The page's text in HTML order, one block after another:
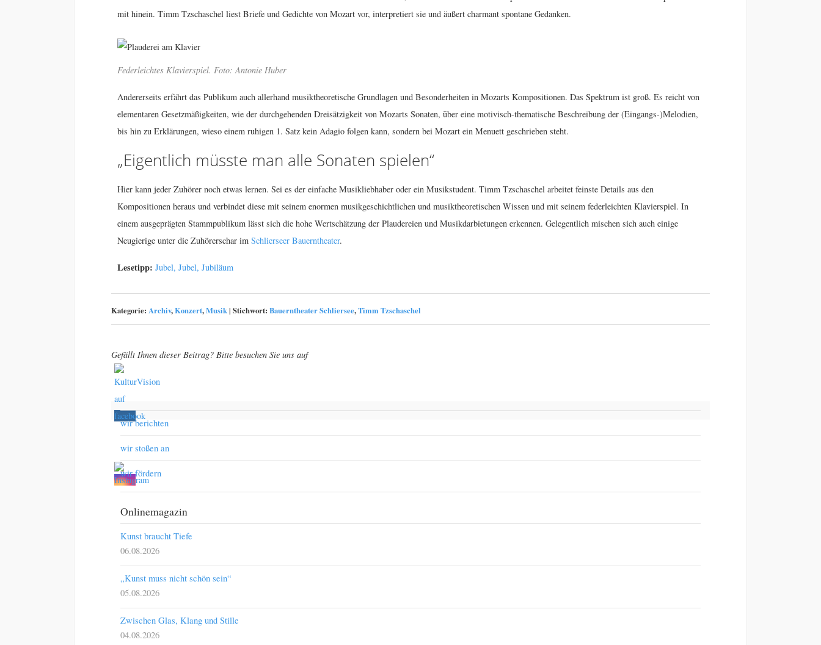
mit hinein. Timm Tzschaschel liest Briefe und Gedichte von Mozart vor, interpretiert sie und äußert charmant spontane Gedanken.
Federleichtes Klavierspiel. Foto: Antonie Huber
Andererseits erfährt das Publikum auch allerhand musiktheoretische Grundlagen und Besonderheiten in Mozarts Kompositionen. Das Spektrum ist groß. Es reicht von
elementaren Gesetzmäßigkeiten, wie der durchgehenden Dreisätzigkeit von Mozarts Sonaten, über eine motivisch-thematische Beschreibung der (Eingangs-)Melodien,
bis hin zu Erklärungen, wieso einem ruhigen 1. Satz kein Adagio folgen kann, sondern bei Mozart ein Menuett geschrieben steht.
„Eigentlich müsste man alle Sonaten spielen“
Hier kann jeder Zuhörer noch etwas lernen. Sei es der einfache Musikliebhaber oder ein Musikstudent. Timm Tzschaschel arbeitet feinste Details aus den
Kompositionen heraus und verbindet diese mit seinem enormen musikgeschichtlichen und musiktheoretischen Wissen und mit seinem federleichten Klavierspiel. In
einem ausgeprägten Stammpublikum lässt sich die hohe Wertschätzung der Plaudereien und Musikdarbietungen erkennen. Gelegentlich mischen sich auch einige
Neugierige unter die Zuhörerschar im Schlierseer Bauerntheater.
Lesetipp: Jubel, Jubel, Jubiläum
Kategorie: Archiv,Konzert,Musik| Stichwort: Bauerntheater Schliersee,Timm Tzschaschel
Gefällt Ihnen dieser Beitrag? Bitte besuchen Sie uns auf
wir berichten
wir stoßen an
wir fördern
Onlinemagazin
Kunst braucht Tiefe
06.08.2026
„Kunst muss nicht schön sein“
05.08.2026
Zwischen Glas, Klang und Stille
04.08.2026